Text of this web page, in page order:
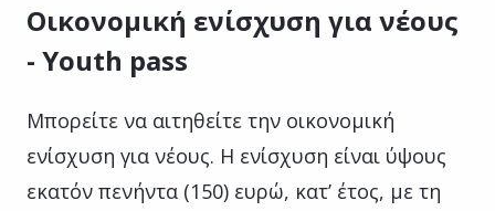
Οικονομική ενίσχυση για νέους
- Youth pass
Μπορείτε να αιτηθείτε την οικονομική
ενίσχυση για νέους. Η ενίσχυση είναι ύψους
εκατόν πενήντα (150) ευρώ, κατ’ έτος, με τη